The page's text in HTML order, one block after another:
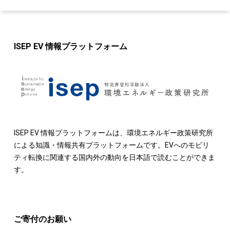
ISEP EV 情報プラットフォーム
ISEP EV 情報プラットフォームは、環境エネルギー政策研究所
による知識・情報共有プラットフォームです。EVへのモビリ
ティ転換に関連する国内外の動向を日本語で読むことができま
す。
ご寄付のお願い